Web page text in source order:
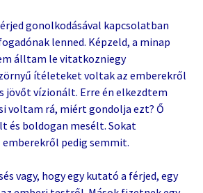
gonolkodásával kapcsolatban
lenned. Képzeld, a minap
álltam le vitatkozniegy
ítéleteket voltak az emberekről
jövőt vízionált. Erre én elkezdtem
voltam rá, miért gondolja ezt? Ő
és boldogan mesélt. Sokat
pedig semmit.
vagy, hogy egy kutató a férjed, egy